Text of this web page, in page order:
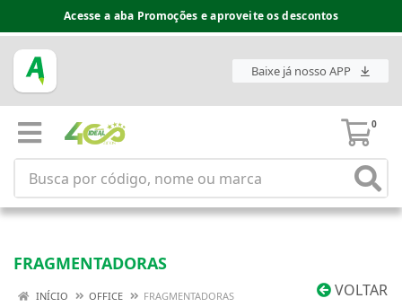
Acesse a aba Promoções e aproveite os descontos
Baixe já nosso APP
0
FRAGMENTADORAS
VOLTAR
INÍCIO OFFICE FRAGMENTADORAS